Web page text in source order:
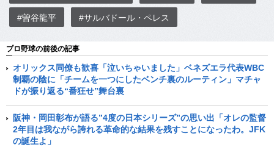
#曽谷龍平 #サルバドール・ペレス
プロ野球の前後の記事
オリックス同僚も歓喜「泣いちゃいました」ベネズエラ代表WBC
制覇の陰に「チームを一つにしたベンチ裏のルーティン」マチャ
ドが振り返る“番狂せ”舞台裏
阪神・岡田彰布が語る”4度の日本シリーズ”の思い出「オレの監督
2年目は我ながら誇れる革命的な結果を残すことになったわ。JFK
の誕生よ」